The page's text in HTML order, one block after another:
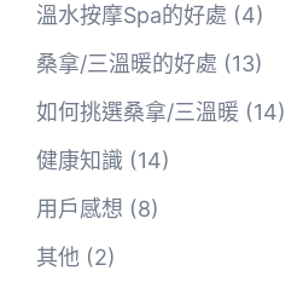
溫水按摩Spa的好處 (4)
桑拿/三溫暖的好處 (13)
如何挑選桑拿/三溫暖 (14)
健康知識 (14)
用戶感想 (8)
其他 (2)